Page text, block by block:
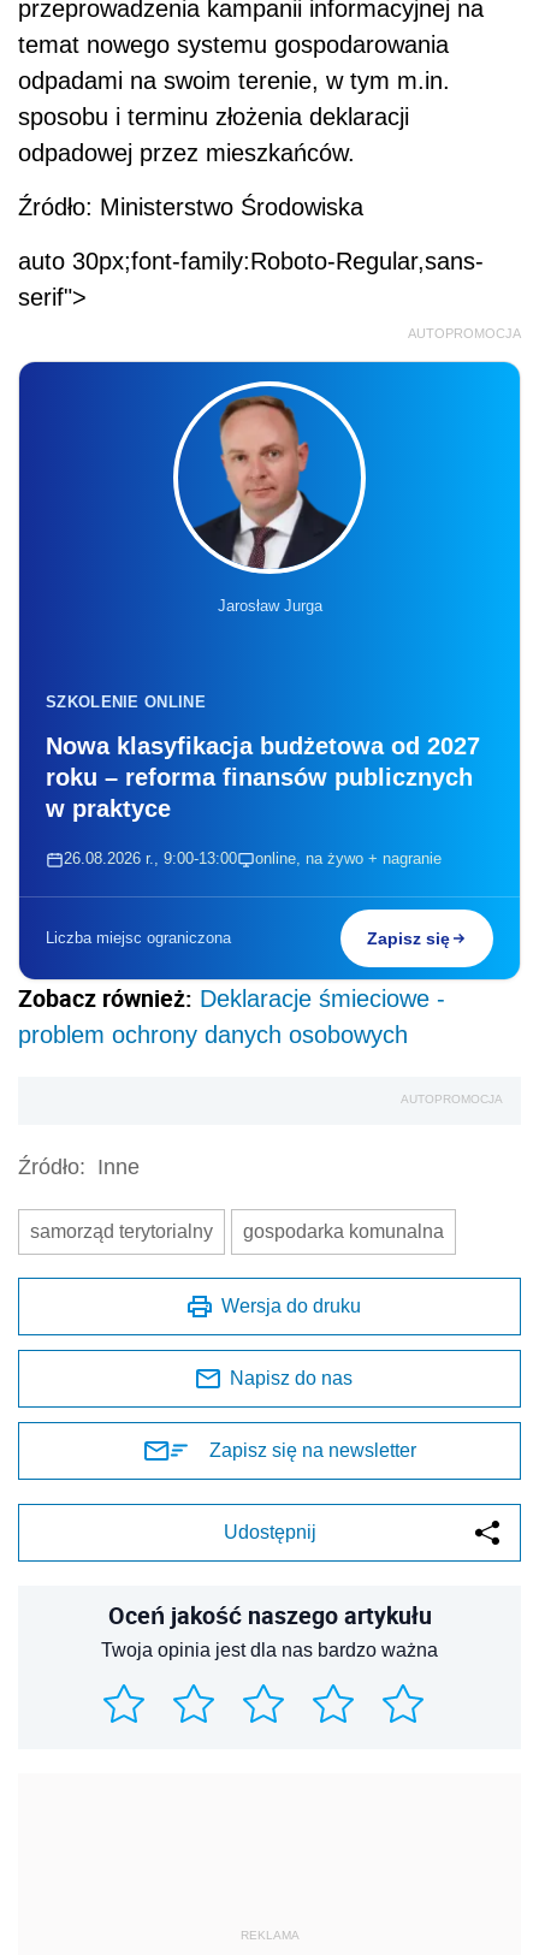
przeprowadzenia kampanii informacyjnej na
temat nowego systemu gospodarowania
odpadami na swoim terenie, w tym m.in.
sposobu i terminu złożenia deklaracji
odpadowej przez mieszkańców.
Źródło: Ministerstwo Środowiska
auto 30px;font-family:Roboto-Regular,sans-
serif">
AUTOPROMOCJA
Jarosław Jurga
SZKOLENIE ONLINE
Nowa klasyfikacja budżetowa od 2027
roku – reforma finansów publicznych
w praktyce
26.08.2026 r., 9:00-13:00 online, na żywo + nagranie
Liczba miejsc ograniczona Zapisz się
Zobacz również: Deklaracje śmieciowe -
problem ochrony danych osobowych
AUTOPROMOCJA
Źródło: Inne
samorząd terytorialny gospodarka komunalna
Wersja do druku
Napisz do nas
Zapisz się na newsletter
Udostępnij
Oceń jakość naszego artykułu
Twoja opinia jest dla nas bardzo ważna
REKLAMA